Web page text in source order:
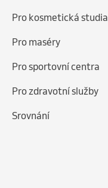
Pro kosmetická studia
Pro maséry
Pro sportovní centra
Pro zdravotní služby
Srovnání